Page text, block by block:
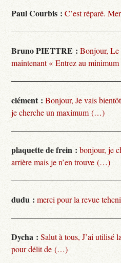
Paul Courbis : C’est réparé.
Bruno PIETTRE : Bonjour, Le
maintenant « Entrez au
clément : Bonjour, Je vais
je cherche un maximum (…)
plaquette de frein : bonjour, je
arrière mais je n’en trouve (…)
dudu : merci pour la revue
Dycha : Salut à tous, J’ai utilisé
pour délit de (…)